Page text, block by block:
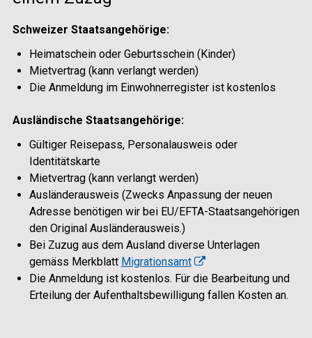
Schweizer Staatsangehörige:
Heimatschein oder Geburtsschein (Kinder)
Mietvertrag (kann verlangt werden)
Die Anmeldung im Einwohnerregister ist kostenlos
Ausländische Staatsangehörige:
Gültiger Reisepass, Personalausweis oder
Identitätskarte
Mietvertrag (kann verlangt werden)
Ausländerausweis (Zwecks Anpassung der neuen
Adresse benötigen wir bei EU/EFTA-Staatsangehörigen
den Original Ausländerausweis.)
Bei Zuzug aus dem Ausland diverse Unterlagen
gemäss Merkblatt Migrationsamt
Die Anmeldung ist kostenlos. Für die Bearbeitung und
Erteilung der Aufenthaltsbewilligung fallen Kosten an.